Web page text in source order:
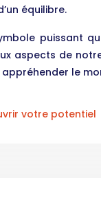
équilibre.
puissant
aspects de
le
votre potentiel